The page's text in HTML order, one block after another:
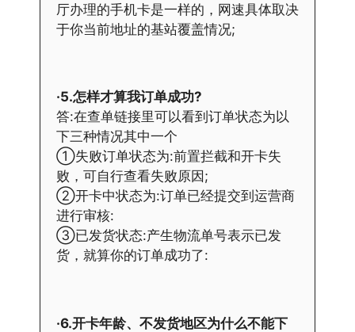
厅办理的手机卡是一样的，网速具体取决
于你当前地址的基站覆盖情况;
·5.怎样才算我订单成功?
答:在查单链接里可以看到订单状态为以
下三种情况其中一个
①失败订单状态为:前置拦截和开卡失
败，可自行查看失败原因;
②开卡中状态为:订单已经提交到运营商
进行审核:
③已发货状态:产生物流单号表示已发
货，就算你的订单成功了:
·6.开卡年龄、不发货地区为什么不能下